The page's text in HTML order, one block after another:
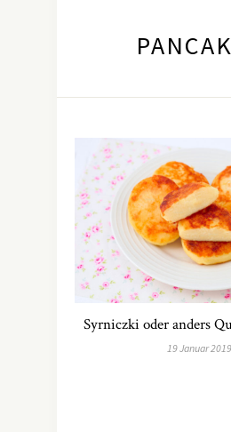
Syrniczki oder anders
19 Januar 2019